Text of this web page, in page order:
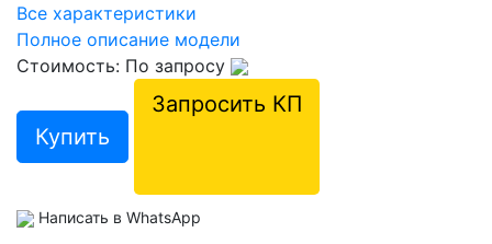
Все характеристики
Полное описание модели
Стоимость: По запросу
Купить
Запросить КП
Написать в WhatsApp